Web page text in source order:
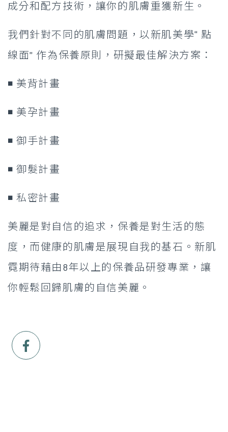
成分和配方技術，讓你的肌膚重獲新生。
我們針對不同的肌膚問題，以新肌美學“ 點
線面” 作為保養原則，研擬最佳解決方案：
◾ 美背計畫
◾ 美孕計畫
◾ 御手計畫
◾ 御髮計畫
◾ 私密計畫
美麗是對自信的追求，保養是對生活的態
度，而健康的肌膚是展現自我的基石。新肌
霓期待藉由8年以上的保養品研發專業，讓
你輕鬆回歸肌膚的自信美麗。